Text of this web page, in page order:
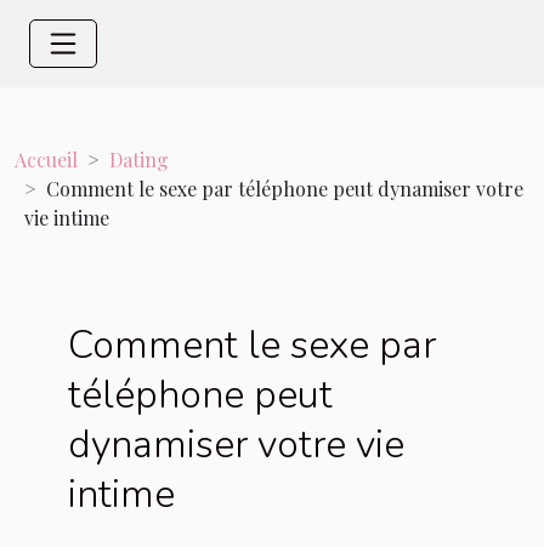
Accueil
Dating
Comment le sexe par téléphone peut dynamiser votre
vie intime
Comment le sexe par
téléphone peut
dynamiser votre vie
intime